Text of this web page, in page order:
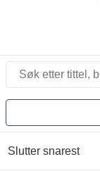
Slutter snarest